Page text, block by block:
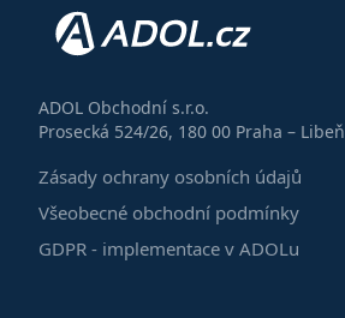
ADOL Obchodní s.r.o.
Prosecká 524/26, 180 00 Praha – Libeň
Zásady ochrany osobních údajů
Všeobecné obchodní podmínky
GDPR - implementace v ADOLu